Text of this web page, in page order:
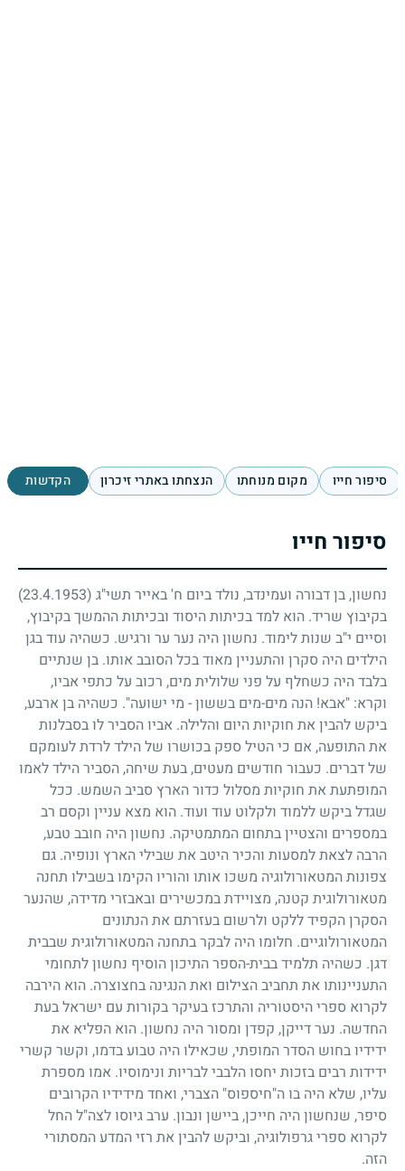
סיפור חייו מקום מנוחתו הנצחתו באתרי זיכרון הקדשות
סיפור חייו
נחשון, בן דבורה ועמינדב, נולד ביום ח' באייר תשי"ג (23.4.1953)
בקיבוץ שריד. הוא למד בכיתות היסוד ובכיתות ההמשך בקיבוץ,
וסיים י"ב שנות לימוד. נחשון היה נער ער ורגיש. כשהיה עוד בגן
הילדים היה סקרן והתעניין מאוד בכל הסובב אותו. בן שנתיים
בלבד היה כשחלף על פני שלולית מים, רכוב על כתפי אביו,
וקרא: "אבא! הנה מים-מים בששון- מי ישועה". כשהיה בן ארבע,
ביקש להבין את חוקיות היום והלילה. אביו הסביר לו בסבלנות
את התופעה, אם כי הטיל ספק בכושרו של הילד לרדת לעומקם
של דברים. כעבור חודשים מעטים, בעת שיחה, הסביר הילד לאמו
המופתעת את חוקיות מסלול כדור הארץ סביב השמש. ככל
שגדל ביקש ללמוד ולקלוט עוד ועוד. הוא מצא עניין וקסם רב
במספרים והצטיין בתחום המתמטיקה. נחשון היה חובב טבע,
הרבה לצאת למסעות והכיר היטב את שבילי הארץ ונופיה. גם
צפונות המטאורולוגיה משכו אותו והוריו הקימו בשבילו תחנה
מטאורולוגית קטנה, מצויידת במכשירים ובאבזרי מדידה, שהנער
הסקרן הקפיד ללקט ולרשום בעזרתם את הנתונים
המטאורולוגיים. חלומו היה לבקר בתחנה המטאורולוגית שבבית
דגן. כשהיה תלמיד בבית-הספר התיכון הוסיף נחשון לתחומי
התעניינותו את תחביב הצילום ואת הנגינה בחצוצרה. הוא הירבה
לקרוא ספרי היסטוריה והתרכז בעיקר בקורות עם ישראל בעת
החדשה. נער דייקן, קפדן ומסור היה נחשון. הוא הפליא את
ידידיו בחוש הסדר המופתי, שכאילו היה טבוע בדמו, וקשר קשרי
ידידות רבים בזכות יחסו הלבבי לבריות ונימוסיו. אמו מספרת
עליו, שלא היה בו ה"חיספוס" הצברי, ואחד מידידיו הקרובים
סיפר, שנחשון היה חייכן, ביישן ונבון. ערב גיוסו לצה"ל החל
לקרוא ספרי גרפולוגיה, וביקש להבין את רזי המדע המסתורי
הזה.